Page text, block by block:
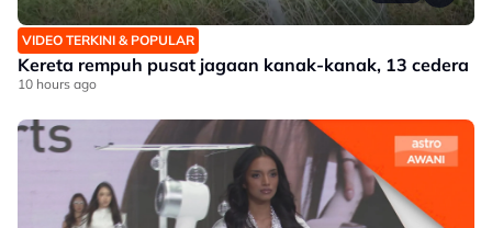
VIDEO TERKINI & POPULAR
Kereta rempuh pusat jagaan kanak-kanak, 13 cedera
10 hours ago